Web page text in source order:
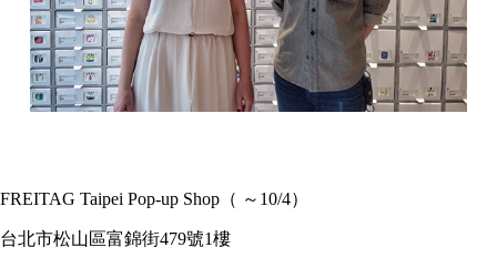
FREITAG Taipei Pop-up Shop（ ～10/4）
台北市松山區富錦街479號1樓